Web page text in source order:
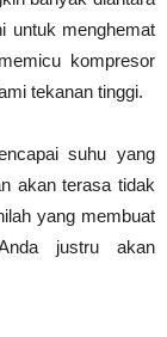
untuk menghemat
kompresor
tekanan tinggi.
suhu yang
akan terasa tidak
yang membuat
justru akan